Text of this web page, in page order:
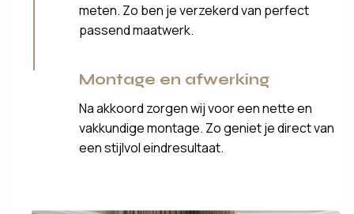
meten. Zo ben je verzekerd van perfect
passend maatwerk.
Montage en afwerking
Na akkoord zorgen wij voor een nette en
vakkundige montage. Zo geniet je direct van
een stijlvol eindresultaat.